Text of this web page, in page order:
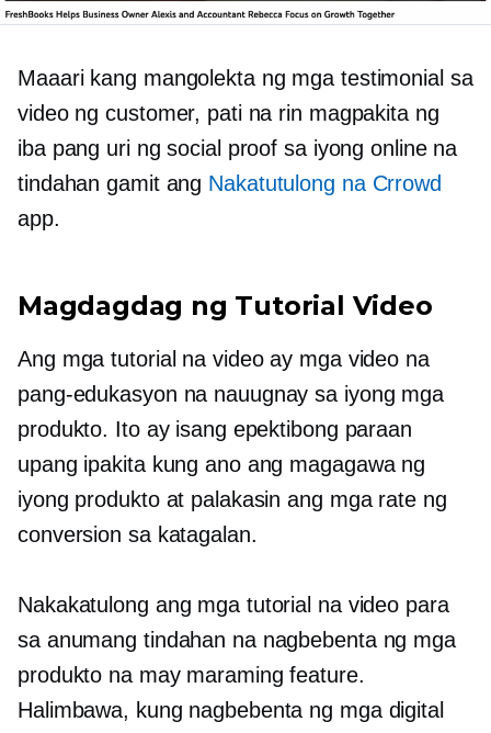
Maaari kang mangolekta ng mga testimonial sa
video ng customer, pati na rin magpakita ng
iba pang uri ng social proof sa iyong online na
tindahan gamit ang Nakatutulong na Crrowd
app.
Magdagdag ng Tutorial Video
Ang mga tutorial na video ay mga video na
pang-edukasyon na nauugnay sa iyong mga
produkto. Ito ay isang epektibong paraan
upang ipakita kung ano ang magagawa ng
iyong produkto at palakasin ang mga rate ng
conversion sa katagalan.
Nakakatulong ang mga tutorial na video para
sa anumang tindahan na nagbebenta ng mga
produkto na may maraming feature.
Halimbawa, kung nagbebenta ng mga digital